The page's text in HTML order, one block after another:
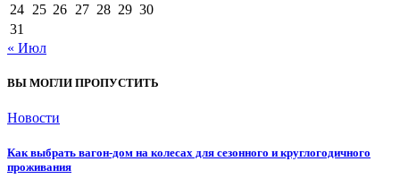
24 25 26 27 28 29 30
31
« Июл
ВЫ МОГЛИ ПРОПУСТИТЬ
Новости
Как выбрать вагон-дом на колесах для сезонного и круглогодичного
проживания